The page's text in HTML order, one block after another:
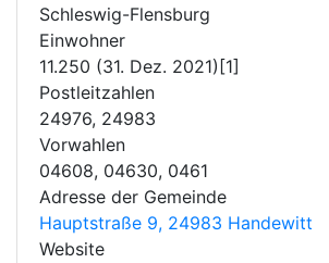
Schleswig-Flensburg
Einwohner
11.250 (31. Dez. 2021)[1]
Postleitzahlen
24976, 24983
Vorwahlen
04608, 04630, 0461
Adresse der Gemeinde
Hauptstraße 9, 24983 Handewitt
Website